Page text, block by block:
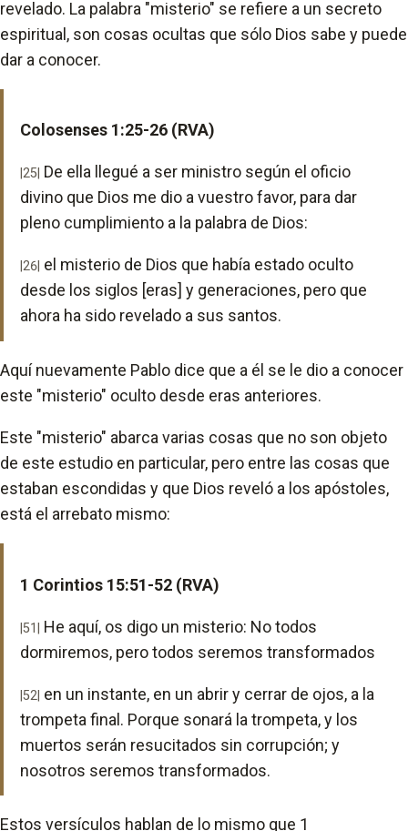
revelado. La palabra "misterio" se refiere a un secreto
espiritual, son cosas ocultas que sólo Dios sabe y puede
dar a conocer.
Colosenses 1:25-26 (RVA)
|25| De ella llegué a ser ministro según el oficio
divino que Dios me dio a vuestro favor, para dar
pleno cumplimiento a la palabra de Dios:
|26| el misterio de Dios que había estado oculto
desde los siglos [eras] y generaciones, pero que
ahora ha sido revelado a sus santos.
Aquí nuevamente Pablo dice que a él se le dio a conocer
este "misterio" oculto desde eras anteriores.
Este "misterio" abarca varias cosas que no son objeto
de este estudio en particular, pero entre las cosas que
estaban escondidas y que Dios reveló a los apóstoles,
está el arrebato mismo:
1 Corintios 15:51-52 (RVA)
|51|
He aquí, os digo un misterio: No todos
dormiremos, pero todos seremos transformados
|52| en un instante, en un abrir y cerrar de ojos, a la
trompeta final. Porque sonará la trompeta, y los
muertos serán resucitados sin corrupción; y
nosotros seremos transformados.
Estos versículos hablan de lo mismo que 1